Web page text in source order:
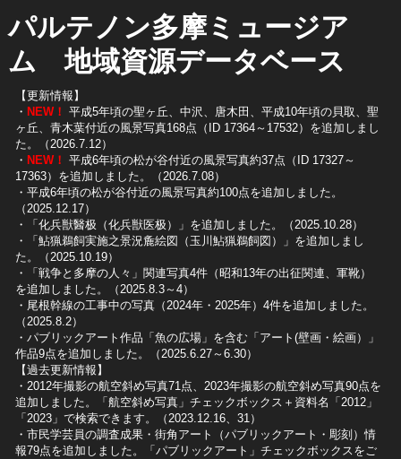
パルテノン多摩ミュージア
ム 地域資源データベース
【更新情報】
・ NEW！ 平成5年頃の聖ヶ丘、中沢、唐木田、平成10年頃の貝取、聖
ヶ丘、青木葉付近の風景写真168点（ID 17364～17532）を追加しまし
た。（2026.7.12）
・ NEW！ 平成6年頃の松が谷付近の風景写真約37点（ID 17327～
17363）を追加しました。（2026.7.08）
・平成6年頃の松が谷付近の風景写真約100点を追加しました。
（2025.12.17）
・「化兵獣醫极（化兵獣医极）」を追加しました。（2025.10.28）
・「鮎猟鵜飼実施之景況麁絵図（玉川鮎猟鵜飼図）」を追加しまし
た。（2025.10.19）
​・「戦争と多摩の人々」関連写真4件（昭和13年の出征関連、軍靴）
を追加しました。（2025.8.3～4）
​・尾根幹線の工事中の写真（2024年・2025年）4件を追加しました。
（2025.8.2）
​・パブリックアート作品「魚の広場」を含む「アート(壁画・絵画）」
作品9点を追加しました。（2025.6.27～6.30）
【過去更新情報】
・2012年撮影の航空斜め写真71点、2023年撮影の航空斜め写真90点を
追加しました。「航空斜め写真」チェックボックス＋資料名「2012」
「2023」で検索できます。（2023.12.16、31）
​・市民学芸員の調査成果・街角アート（パブリックアート・彫刻）情
報79点を追加しました。「パブリックアート」チェックボックスをご